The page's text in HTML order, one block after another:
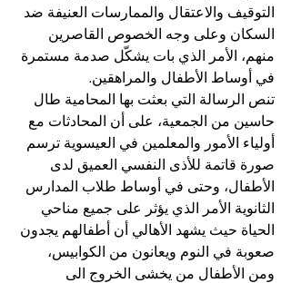
التوقيف والاعتقال والممارسات العنيفة ضد
السكان وعلى وجه الخصوص القاصرين
منهم، الأمر الذي بات يشكّل صدمة مستمرة
في أوساط الأطفال والمراهقين.
تنص الرسالة التي بعثت بها المحامية طال
حاسين من الجمعية، على أن المحادثات مع
أولياء الأمور والمعلمين في العيسوية ترسم
صورة قاتمة للأذى النفسي العميق لدى
الأطفال، وحتى في أوساط طلاب المدارس
الثانوية الأمر الذي يؤثر على جميع مناحي
الحياة حيث يشهد الأهالي أن أطفالهم يجدون
صعوبة في النوم ويعانون من الكوابيس،
ومن الأطفال من يخشى الخروج الى